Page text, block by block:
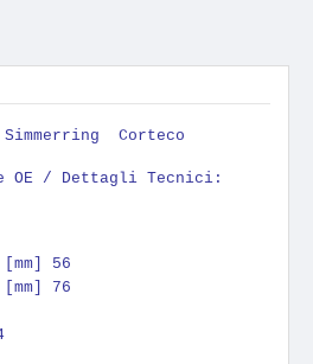
Corteco
OE / Dettagli Tecnici:
56
76